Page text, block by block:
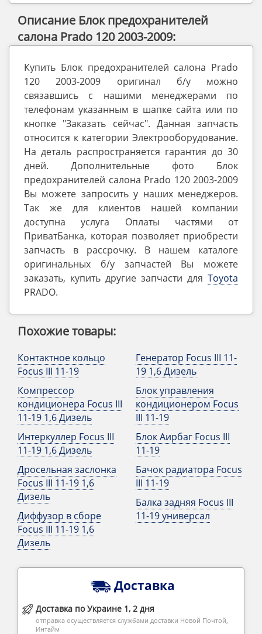
Описание Блок предохранителей
салона Prado 120 2003-2009:
Купить Блок предохранителей салона Prado
120 2003-2009 оригинал б/у можно
связавшись с нашими менеджерами по
телефонам указанным в шапке сайта или по
кнопке "Заказать сейчас". Данная запчасть
относится к категории Электрооборудование.
На деталь распространяется гарантия до 30
дней. Дополнительные фото Блок
предохранителей салона Prado 120 2003-2009
Вы можете запросить у наших менеджеров.
Так же для клиентов нашей компании
доступна услуга Оплаты частями от
ПриватБанка, которая позволяет приобрести
запчасть в рассрочку. В нашем каталоге
оригинальных б/у запчастей Вы можете
заказать, купить другие запчасти для Toyota
PRADO.
Похожие товары:
Контактное кольцо
Focus III 11-19
Компрессор
кондиционера Focus III
11-19 1,6 Дизель
Интеркуллер Focus III
11-19 1,6 Дизель
Дросельная заслонка
Focus III 11-19 1,6
Дизель
Диффузор в сборе
Focus III 11-19 1,6
Дизель
Генератор Focus III 11-
19 1,6 Дизель
Блок управления
кондиционером Focus
III 11-19
Блок Аирбаг Focus III
11-19
Бачок радиатора Focus
III 11-19
Балка задняя Focus III
11-19 универсал
Доставка
Доставка по Украине 1, 2 дня
отправка осуществляется службами доставки Новой Почтой,
Интайм